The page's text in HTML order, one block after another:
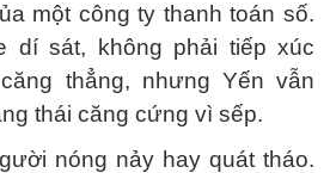
một công ty thanh toán số.
dí sát, không phải tiếp xúc
thẳng, nhưng Yến vẫn
thái căng cứng vì sếp.
nóng nảy hay quát tháo.